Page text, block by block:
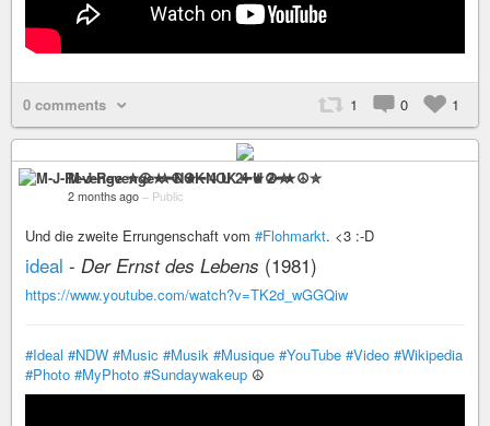
0 comments 1 0 1
M-J-Revenge ✮☮★━NOK 4 U 2━★☮✮
2 months ago – Public
Und die zweite Errungenschaft vom #Flohmarkt. <3 :-D
ideal - Der Ernst des Lebens (1981)
https://www.youtube.com/watch?v=TK2d_wGGQiw
#Ideal #NDW #Music #Musik #Musique #YouTube #Video #Wikipedia
#Photo #MyPhoto #Sundaywakeup ☮️